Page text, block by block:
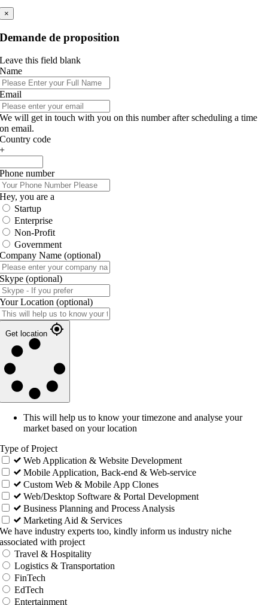
×
Demande de proposition
Leave this field blank
Name
Email
We will get in touch with you on this number after scheduling a time
on email.
Country code
+
Phone number
Hey, you are a
Startup
Enterprise
Non-Profit
Government
Company Name (optional)
Skype (optional)
Your Location (optional)
Get location
This will help us to know your timezone and analyse your
market based on your location
Type of Project
Web Application & Website Development
Mobile Application, Back-end & Web-service
Custom Web & Mobile App Clones
Web/Desktop Software & Portal Development
Business Planning and Process Analysis
Marketing Aid & Services
We have industry experts too, kindly inform us industry niche
associated with project
Travel & Hospitality
Logistics & Transportation
FinTech
EdTech
Entertainment